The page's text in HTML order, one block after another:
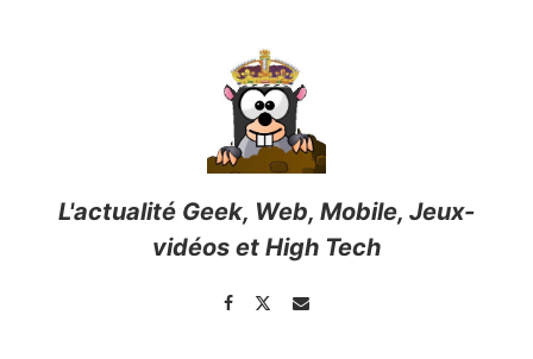
L'actualité Geek, Web, Mobile, Jeux-
vidéos et High Tech